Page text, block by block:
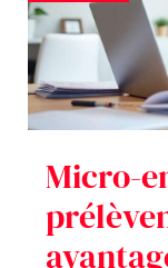
Micro-
prélèvement
libératoire
:
avantages
inconvénients
fiscaux